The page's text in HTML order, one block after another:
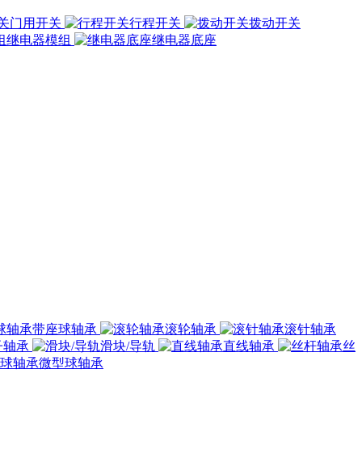
门用开关 行程开关
拨动开关
继电器模组 继电器底座
带座球轴承 滚轮轴承
滚针轴承
轴承 滑块/导轨 直线轴承
丝
微型球轴承